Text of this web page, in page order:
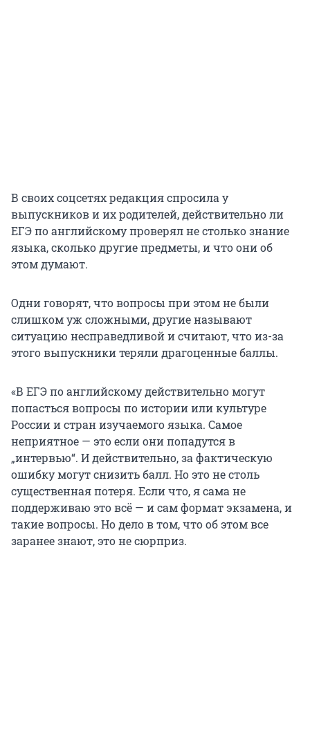
В своих соцсетях редакция спросила у
выпускников и их родителей, действительно ли
ЕГЭ по английскому проверял не столько знание
языка, сколько другие предметы, и что они об
этом думают.
Одни говорят, что вопросы при этом не были
слишком уж сложными, другие называют
ситуацию несправедливой и считают, что из-за
этого выпускники теряли драгоценные баллы.
«В ЕГЭ по английскому действительно могут
попасться вопросы по истории или культуре
России и стран изучаемого языка. Самое
неприятное — это если они попадутся в
„интервью“. И действительно, за фактическую
ошибку могут снизить балл. Но это не столь
существенная потеря. Если что, я сама не
поддерживаю это всё — и сам формат экзамена, и
такие вопросы. Но дело в том, что об этом все
заранее знают, это не сюрприз.